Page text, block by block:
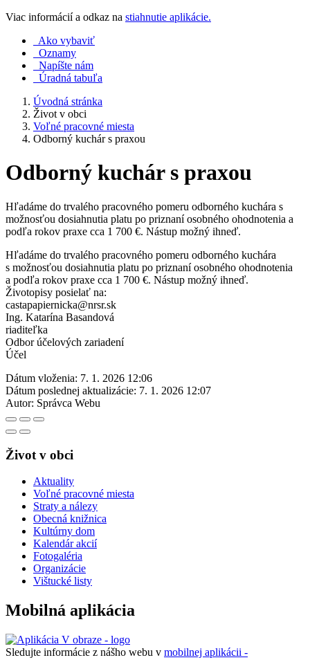
Viac informácií a odkaz na stiahnutie aplikácie.
Ako vybaviť
Oznamy
Napíšte nám
Úradná tabuľa
Úvodná stránka
Život v obci
Voľné pracovné miesta
Odborný kuchár s praxou
Odborný kuchár s praxou
Hľadáme do trvalého pracovného pomeru odborného kuchára s
možnosťou dosiahnutia platu po priznaní osobného ohodnotenia a
podľa rokov praxe cca 1 700 €. Nástup možný ihneď.
Hľadáme do trvalého pracovného pomeru odborného kuchára
s možnosťou dosiahnutia platu po priznaní osobného ohodnotenia
a podľa rokov praxe cca 1 700 €. Nástup možný ihneď.
Životopisy posielať na:
castapapiernicka@nrsr.sk
Ing. Katarína Basandová
riaditeľka
Odbor účelových zariadení
Účel
Dátum vloženia: 7. 1. 2026 12:06
Dátum poslednej aktualizácie: 7. 1. 2026 12:07
Autor: Správca Webu
Život v obci
Aktuality
Voľné pracovné miesta
Straty a nálezy
Obecná knižnica
Kultúrny dom
Kalendár akcií
Fotogaléria
Organizácie
Vištucké listy
Mobilná aplikácia
Sledujte informácie z nášho webu v mobilnej aplikácii -